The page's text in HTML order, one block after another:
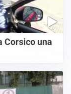
Corsico una